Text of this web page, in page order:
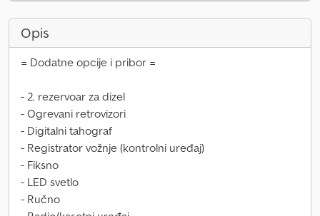
Opis
= Dodatne opcije i pribor =
- 2. rezervoar za dizel
- Ogrevani retrovizori
- Digitalni tahograf
- Registrator vožnje (kontrolni uređaj)
- Fiksno
- LED svetlo
- Ručno